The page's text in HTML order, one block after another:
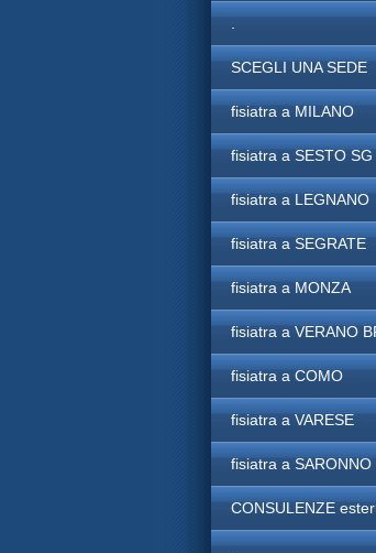
SCEGLI UNA SEDE
fisiatra a MILANO
fisiatra a SESTO SG
fisiatra a LEGNANO
fisiatra a SEGRATE
fisiatra a MONZA
fisiatra a VERANO
fisiatra a COMO
fisiatra a VARESE
fisiatra a SARONNO
CONSULENZE